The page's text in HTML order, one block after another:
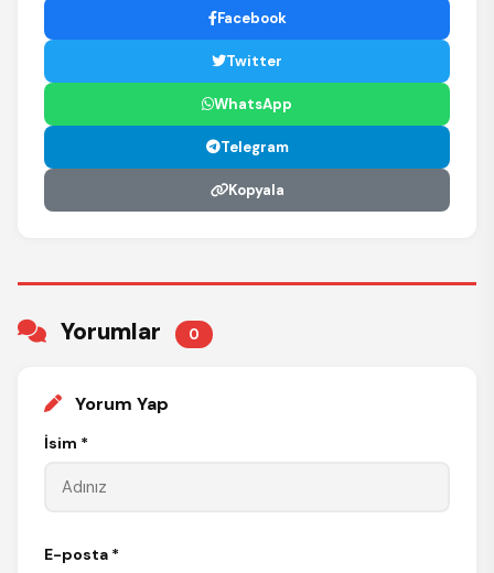
Facebook
Twitter
WhatsApp
Telegram
Kopyala
Yorumlar 0
Yorum Yap
İsim *
E-posta *